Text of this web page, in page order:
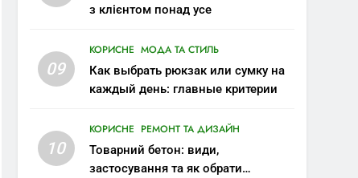
з клієнтом понад усе
09
КОРИСНЕ МОДА ТА СТИЛЬ
Как выбрать рюкзак или сумку на
каждый день: главные критерии
10
КОРИСНЕ РЕМОНТ ТА ДИЗАЙН
Товарний бетон: види,
застосування та як обрати